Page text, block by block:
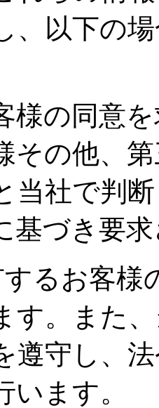
、以下の
様の同意
その他、
当社で判
基づき要
るお客様
す。また
遵守し、
います。